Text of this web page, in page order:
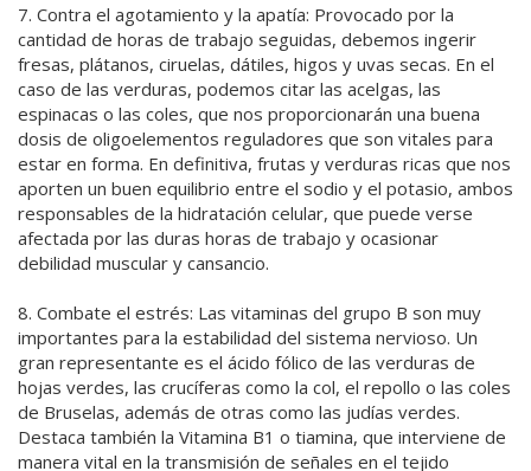
7. Contra el agotamiento y la apatía: Provocado por la
cantidad de horas de trabajo seguidas, debemos ingerir
fresas, plátanos, ciruelas, dátiles, higos y uvas secas. En el
caso de las verduras, podemos citar las acelgas, las
espinacas o las coles, que nos proporcionarán una buena
dosis de oligoelementos reguladores que son vitales para
estar en forma. En definitiva, frutas y verduras ricas que nos
aporten un buen equilibrio entre el sodio y el potasio, ambos
responsables de la hidratación celular, que puede verse
afectada por las duras horas de trabajo y ocasionar
debilidad muscular y cansancio.
8. Combate el estrés: Las vitaminas del grupo B son muy
importantes para la estabilidad del sistema nervioso. Un
gran representante es el ácido fólico de las verduras de
hojas verdes, las crucíferas como la col, el repollo o las coles
de Bruselas, además de otras como las judías verdes.
Destaca también la Vitamina B1 o tiamina, que interviene de
manera vital en la transmisión de señales en el tejido